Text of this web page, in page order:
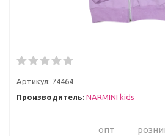
Артикул: 74464
Производитель: NARMINI kids
опт